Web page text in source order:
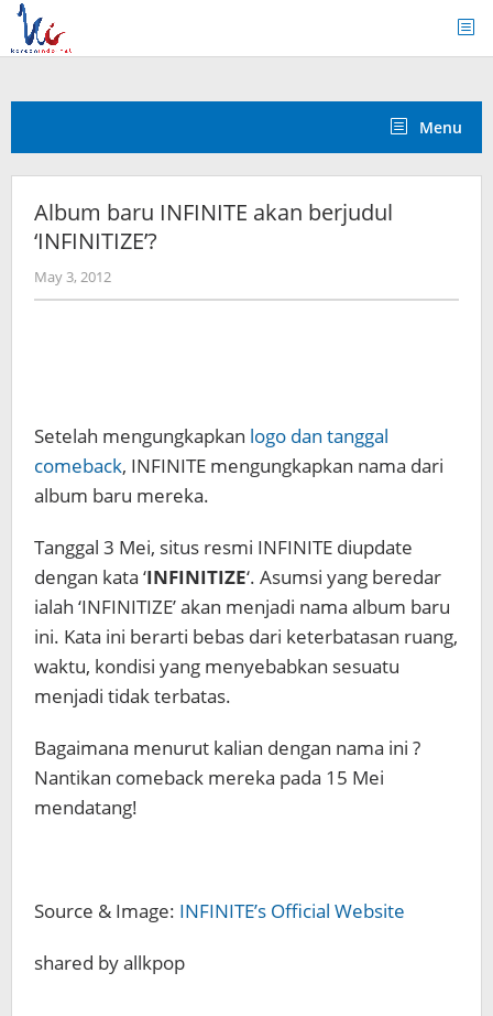
Skip
content
Menu
Album baru INFINITE akan berjudul
‘INFINITIZE’?
May 3, 2012by
Koreanindo
Setelah mengungkapkan logo dan tanggal
comeback, INFINITE mengungkapkan nama dari
album baru mereka.
Tanggal 3 Mei, situs resmi INFINITE diupdate
dengan kata ‘INFINITIZE‘. Asumsi yang beredar
ialah ‘INFINITIZE’ akan menjadi nama album baru
ini. Kata ini berarti bebas dari keterbatasan ruang,
waktu, kondisi yang menyebabkan sesuatu
menjadi tidak terbatas.
Bagaimana menurut kalian dengan nama ini ?
Nantikan comeback mereka pada 15 Mei
mendatang!
Source & Image: INFINITE’s Official Website
shared by allkpop